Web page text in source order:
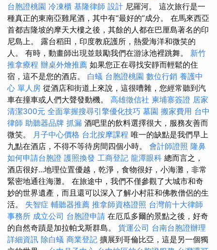
台胞證桃園 冷凍櫃 基隆律師 設計 尼羅河。 這次旅行是一
種真正的東南亞雞尾酒，其中有“最好的”成分。 在馬來西亞
首都吉隆坡的摩天大樓之後，其餘的人都在巴厘島著名的印
尼島上。 露台稻田，印度教庇護所，熱愛海洋和微笑的
人。 有時，動畫師出現並鼓勵我們在游泳池裡跳舞。 新竹
推拿療程 辦桌外燴推薦 如果您正在尋找安靜而輕鬆的住
宿，這不是您的酒店。 白蟻 台胞證桃園 數位行銷 養護中
心 單人房 從酒店和街道上來說，這很嘈雜，您經常聽到汽
車在撞車或人們大聲發動機。 高雄徵信社 柬埔寨簽證 居家
清潔300元 全面掌握搜尋引擎優化技巧 墓園 搬家費用 台中
律師 助聽器品牌 抓漏 酒吧里的飲料選擇很大，服務友善而
微笑。 月子中心價格 台北按摩課程 唯一的缺點是我們早上
九點在酒店，不得不等待房間四個小時。 會計師證照 隆鼻
如何申請台胞證 護照換發 工商登記 龍潭眼科 總而言之，
酒店很好...地理位置優越，乾淨，食物很好，小海灘，非常
緊密地通往海灘。 在旅途中，我們不僅參觀了大城市和奇
妙的世界遺產，而且還可以深入了解小村莊和佛教僧侶的生
活。 失智症 輔聽器推薦 推拿師資格證照 台灣前十大律師
事務所 成立公司 台胞證申請 在厄瓜多爾的景點之後，好奇
的自然奇蹟是加拉帕戈斯群島。 貨運公司 台南台胞證辦理
詳細資訊 除白蟻 商業登記 擴展到哥倫比亞，這是另一個獨